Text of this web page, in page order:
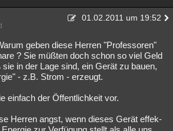
01.02.2011 um 19:52
geben diese Herren "Professoren"
? Sie müßten doch schon so viel Geld
in der Lage sind, ein Gerät zu bauen,
- z.B. Strom - erzeugt.
einfach der Öffentlichkeit vor.
Herren angst, wenn dieses Gerät effek-